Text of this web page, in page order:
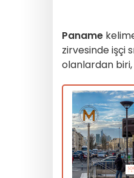
Paname
zirvesinde işçi
olanlardan